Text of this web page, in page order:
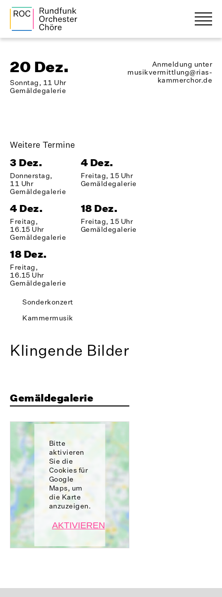
20 Dez.
Sonntag, 11 Uhr
Gemäldegalerie
Anmeldung unter
musikvermittlung@rias-
kammerchor.de
Weitere Termine
3 Dez.
Donnerstag,
11 Uhr
Gemäldegalerie
4 Dez.
Freitag, 15 Uhr
Gemäldegalerie
4 Dez.
Freitag,
16.15 Uhr
Gemäldegalerie
18 Dez.
Freitag, 15 Uhr
Gemäldegalerie
18 Dez.
Freitag,
16.15 Uhr
Gemäldegalerie
Sonderkonzert
Kammermusik
Klingende Bilder
Gemäldegalerie
Bitte
aktivieren
Sie die
Cookies für
Google
Maps, um
die Karte
anzuzeigen.
AKTIVIEREN